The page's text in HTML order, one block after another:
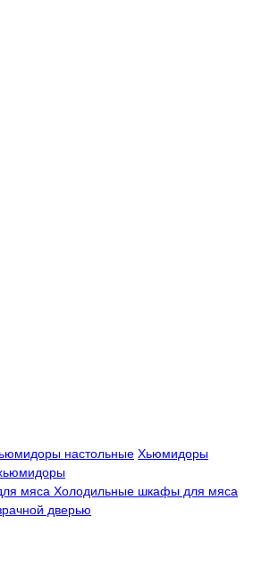
настольные Хьюмидоры
мяса Холодильные шкафы для мяса
дверью